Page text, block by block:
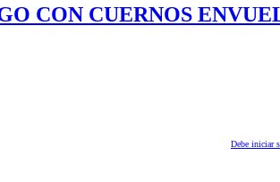
CON CUERNOS
Debe iniciar